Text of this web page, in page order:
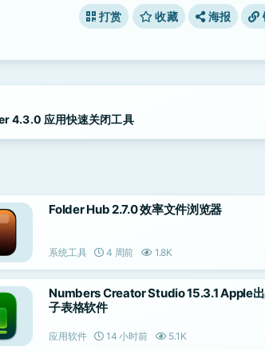
打赏 收藏 海报
4.3.0 应用快速关闭工具
Folder Hub 2.7.0 效率文件浏览器
系统工具 4 周前 1.8K
Numbers Creator Studio 15.3.1 Apple
子表格软件
应用软件 14 小时前 5.1K